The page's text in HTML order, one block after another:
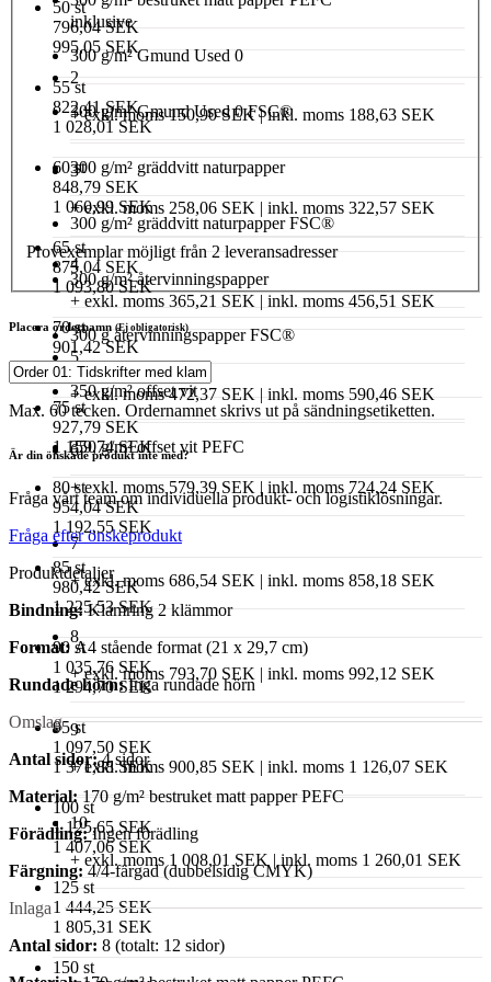
300 g/m² Gmund Used 0
300 g/m² Gmund Used 0 FSC®
300 g/m² gräddvitt naturpapper
300 g/m² gräddvitt naturpapper FSC®
300 g/m² återvinningspapper
300 g återvinningspapper FSC®
350 g/m² offset vit
350 g/m² offset vit PEFC
50 st
796,04 SEK
995,05 SEK
55 st
822,41 SEK
1 028,01 SEK
60 st
848,79 SEK
1 060,99 SEK
65 st
875,04 SEK
1 093,80 SEK
70 st
901,42 SEK
1 126,78 SEK
75 st
927,79 SEK
1 159,74 SEK
80 st
954,04 SEK
1 192,55 SEK
85 st
980,42 SEK
1 225,53 SEK
90 st
1 035,76 SEK
1 294,70 SEK
95 st
1 097,50 SEK
1 371,88 SEK
100 st
1 125,65 SEK
1 407,06 SEK
125 st
1 444,25 SEK
1 805,31 SEK
150 st
inklusive
2
+ exkl. moms 150,90 SEK | inkl. moms 188,63 SEK
3
+ exkl. moms 258,06 SEK | inkl. moms 322,57 SEK
4
+ exkl. moms 365,21 SEK | inkl. moms 456,51 SEK
5
+ exkl. moms 472,37 SEK | inkl. moms 590,46 SEK
6
+ exkl. moms 579,39 SEK | inkl. moms 724,24 SEK
7
+ exkl. moms 686,54 SEK | inkl. moms 858,18 SEK
8
+ exkl. moms 793,70 SEK | inkl. moms 992,12 SEK
9
+ exkl. moms 900,85 SEK | inkl. moms 1 126,07 SEK
10
+ exkl. moms 1 008,01 SEK | inkl. moms 1 260,01 SEK
Provexemplar möjligt från 2 leveransadresser
Placera ordernamn (Ej obligatorisk)
Max. 60 tecken. Ordernamnet skrivs ut på sändningsetiketten.
Är din önskade produkt inte med?
Fråga vårt team om individuella produkt- och logistiklösningar.
Fråga efter önskeprodukt
Produktdetaljer
Bindning: Klamring 2 klämmor
Format: A4 stående format (21 x 29,7 cm)
Rundade hörn: Inga rundade hörn
Omslag
Antal sidor: 4 sidor
Material: 170 g/m² bestruket matt papper PEFC
Förädling: Ingen förädling
Färgning: 4/4-färgad (dubbelsidig CMYK)
Inlaga
Antal sidor: 8 (totalt: 12 sidor)